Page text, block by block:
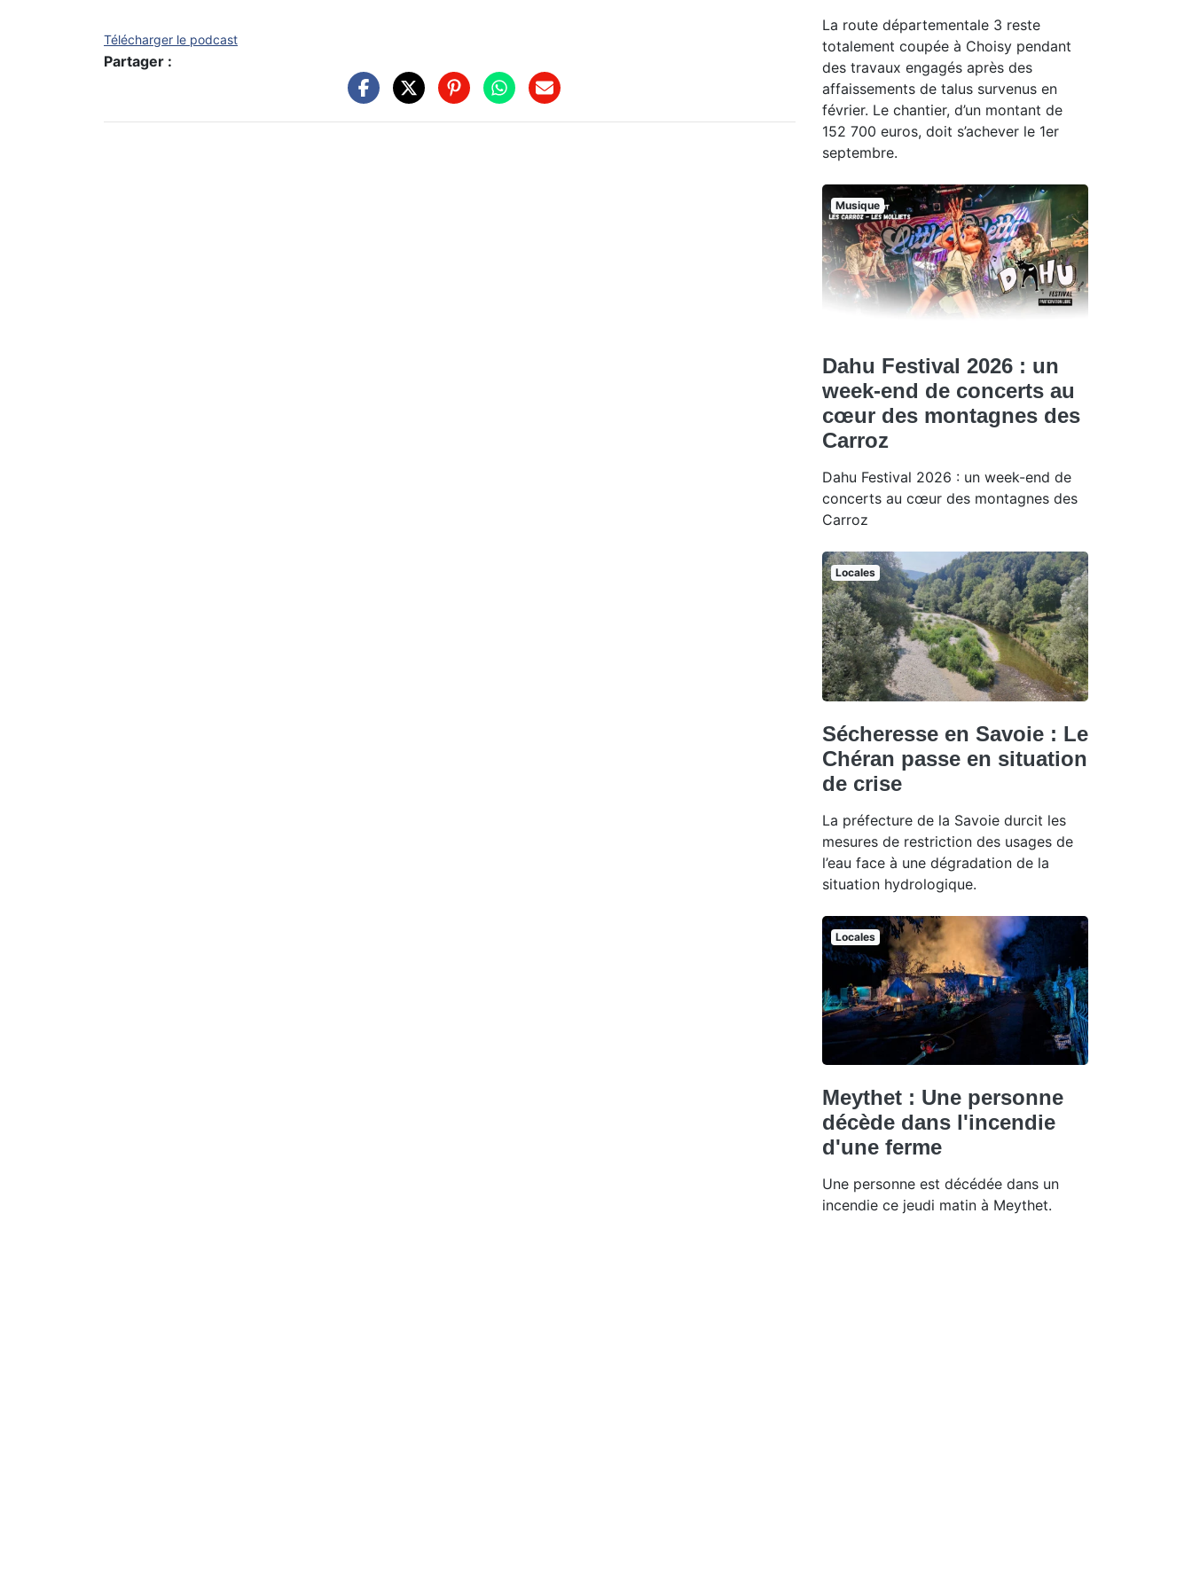
Télécharger le podcast
Partager :
La route départementale 3 reste
totalement coupée à Choisy pendant
des travaux engagés après des
affaissements de talus survenus en
février. Le chantier, d’un montant de
152 700 euros, doit s’achever le 1er
septembre.
Musique
Dahu Festival 2026 : un
week-end de concerts au
cœur des montagnes des
Carroz
Dahu Festival 2026 : un week-end de
concerts au cœur des montagnes des
Carroz
Locales
Sécheresse en Savoie : Le
Chéran passe en situation
de crise
La préfecture de la Savoie durcit les
mesures de restriction des usages de
l’eau face à une dégradation de la
situation hydrologique.
Locales
Meythet : Une personne
décède dans l'incendie
d'une ferme
Une personne est décédée dans un
incendie ce jeudi matin à Meythet.